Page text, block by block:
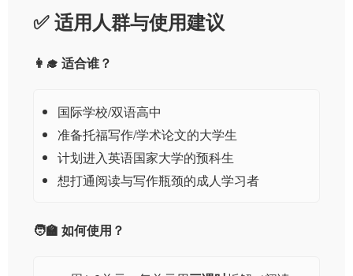
✅ 适用人群与使用建议
👩‍🎓 适合谁？
国际学校/双语高中
准备托福写作/学术论文的大学生
计划进入英语国家大学的预科生
想打通阅读与写作瓶颈的成人学习者
🧑‍🏫 如何使用？